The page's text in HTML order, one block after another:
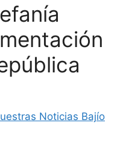
Noticias Bajío